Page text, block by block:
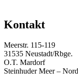
Kontakt
Meerstr. 115-119
31535 Neustadt/Rbge.
O.T. Mardorf
Steinhuder Meer –